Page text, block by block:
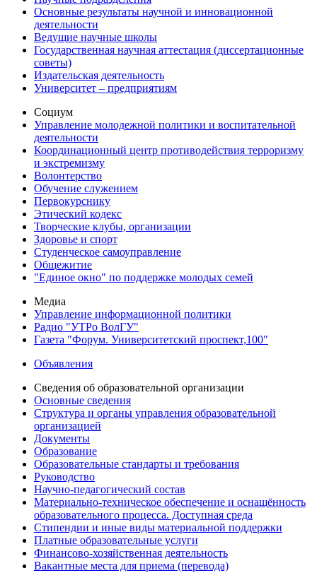
Основные результаты научной и инновационной
деятельности
Ведущие научные школы
Государственная научная аттестация (диссертационные
советы)
Издательская деятельность
Университет – предприятиям
Социум
Управление молодежной политики и воспитательной
деятельности
Координационный центр противодействия терроризму
и экстремизму
Волонтерство
Обучение служением
Первокурснику
Этический кодекс
Творческие клубы, организации
Здоровье и спорт
Студенческое самоуправление
Общежитие
"Единое окно" по поддержке молодых семей
Медиа
Управление информационной политики
Радио "УТРо ВолГУ"
Газета "Форум. Университетский проспект,100"
Объявления
Сведения об образовательной организации
Основные сведения
Структура и органы управления образовательной
организацией
Документы
Образование
Образовательные стандарты и требования
Руководство
Научно-педагогический состав
Материально-техническое обеспечение и оснащённость
образовательного процесса. Доступная среда
Стипендии и иные виды материальной поддержки
Платные образовательные услуги
Финансово-хозяйственная деятельность
Вакантные места для приема (перевода)